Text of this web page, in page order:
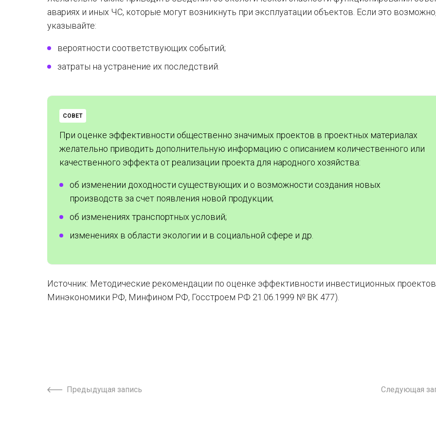
авариях и иных ЧС, которые могут возникнуть при эксплуатации объектов. Если это
указывайте:
вероятности соответствующих событий;
затраты на устранение их последствий.
СОВЕТ
При оценке эффективности общественно значимых проектов в проектных материалах
желательно приводить дополнительную информацию с описанием количественного или
качественного эффекта от реализации проекта для народного хозяйства:
об изменении доходности существующих и о возможности создания новых
производств за счет появления новой продукции;
об изменениях транспортных условий;
изменениях в области экологии и в социальной сфере и др.
Источник: Методические рекомендации по оценке эффективности инвестиционных проектов
Минэкономики РФ, Минфином РФ, Госстроем РФ 21.06.1999 № ВК 477).
Предыдущая запись Следующая